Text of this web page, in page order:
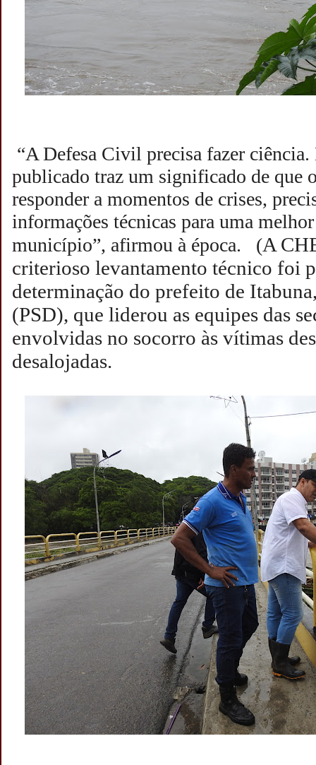
“A Defesa Civil precisa fazer ciência.
publicado traz um significado de que
responder a momentos de crises,
informações técnicas para uma
município”, afirmou à época. (A
criterioso levantamento técnico foi
determinação do prefeito de
(PSD), que liderou as equipes das
envolvidas no socorro às vítimas
desalojadas.